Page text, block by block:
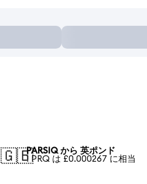
🇬🇧PARSIQ から 英ポンド
1 PRQ は £0.000267 に相当